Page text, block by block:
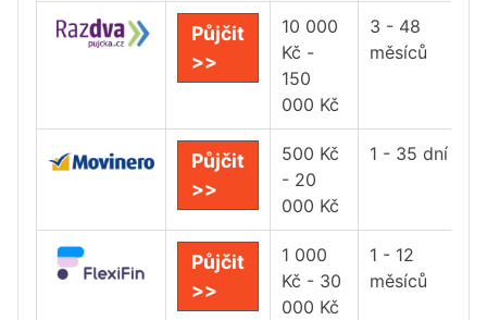
Půjčit
>>
10 000
Kč -
150
000 Kč
3 - 48
měsíců
Půjčit
>>
500 Kč
- 20
000 Kč
1 - 35 dní
Půjčit
>>
1 000
Kč - 30
000 Kč
1 - 12
měsíců